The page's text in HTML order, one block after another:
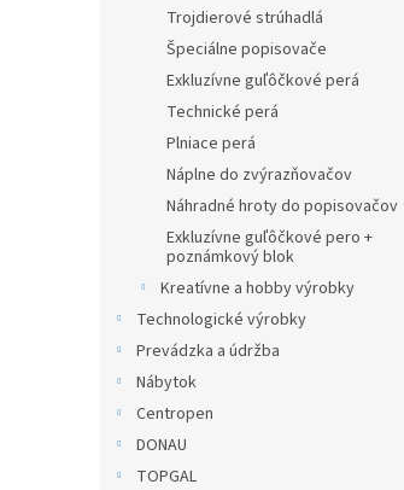
Trojdierové strúhadlá
Špeciálne popisovače
Exkluzívne guľôčkové perá
Technické perá
Plniace perá
Náplne do zvýrazňovačov
Náhradné hroty do popisovačov
Exkluzívne guľôčkové pero +
poznámkový blok
Kreatívne a hobby výrobky
Technologické výrobky
Prevádzka a údržba
Nábytok
Centropen
DONAU
TOPGAL